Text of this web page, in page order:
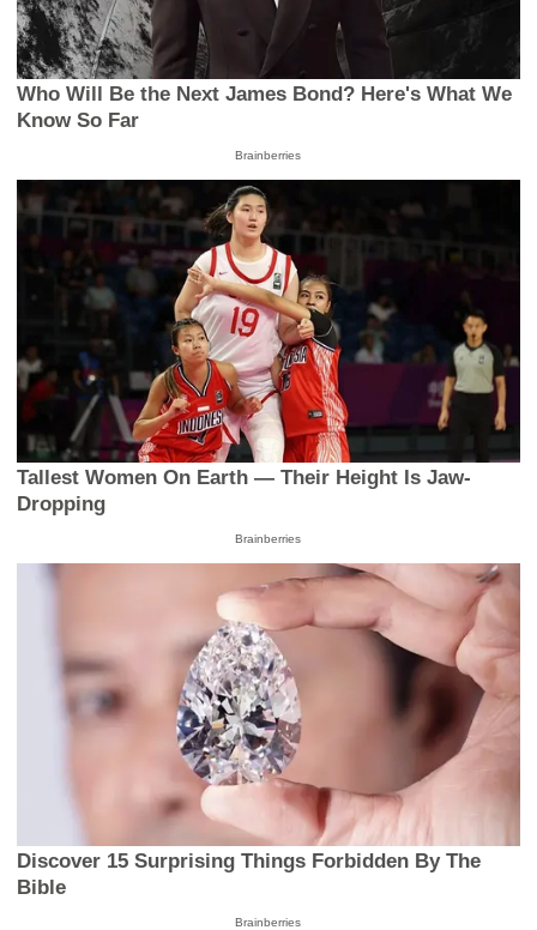
Who Will Be the Next James Bond? Here's What We
Know So Far
Brainberries
Tallest Women On Earth — Their Height Is Jaw-
Dropping
Brainberries
Discover 15 Surprising Things Forbidden By The
Bible
Brainberries